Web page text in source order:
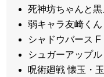
死神坊ちゃんと
弱キャラ友崎くん
シャドウバース
シュガーアップ
呪術廻戦 懐玉・